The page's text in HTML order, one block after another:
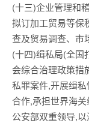
(十三)企业管理和
拟订加工贸易等保
查及贸易调查、市
(十四)缉私局(全国
会综合治理政策措
私罪案件,开展缉
合作,承担世界海
公安部双重领导,以